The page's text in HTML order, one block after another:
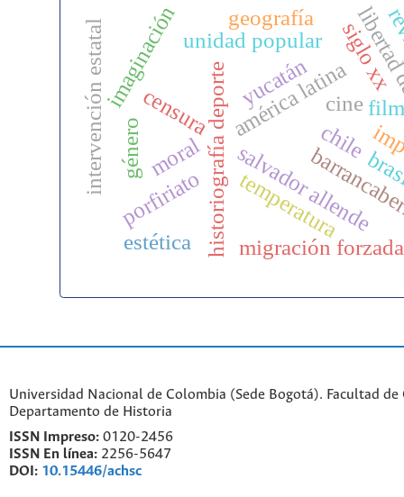
historiografía deporteamérica latina
censura cine
chile
salvador allende
unidad popular
imaginación
moral
migración forzada
intervención estatal siglo xx
porfiriato temperatura
yucatán
estética
geografía
género
Universidad Nacional de Colombia (Sede Bogotá). Facultad de
Departamento de Historia
ISSN Impreso: 0120-2456
ISSN En línea: 2256-5647
DOI: 10.15446/achsc